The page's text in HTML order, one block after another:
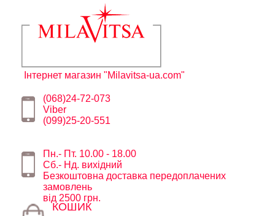
Інтернет магазин "Milavitsa-ua.com"
(068)24-72-073
Viber
(099)25-20-551
Пн.- Пт. 10.00 - 18.00
Сб.- Нд. вихідний
Безкоштовна доставка передоплачених
замовлень
від 2500 грн.
КОШИК